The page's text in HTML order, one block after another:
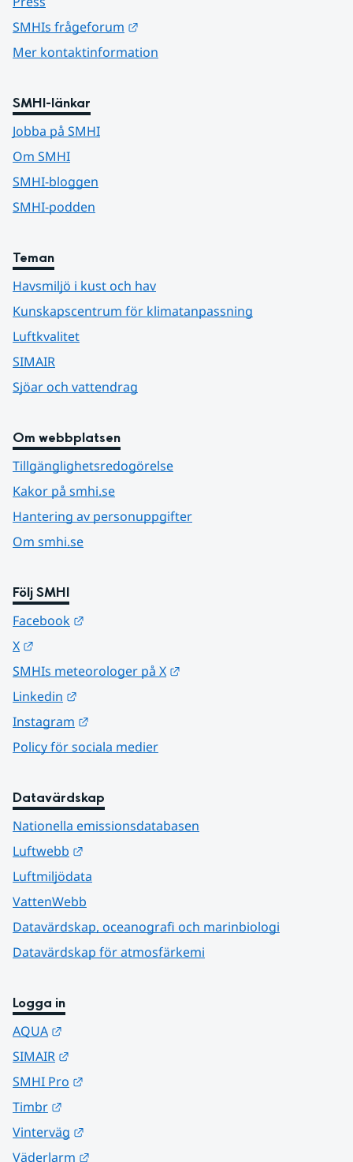
SMHIs frågeforum
Mer kontaktinformation
SMHI-länkar
Jobba på SMHI
Om SMHI
SMHI-bloggen
SMHI-podden
Teman
Havsmiljö i kust och hav
Kunskapscentrum för klimatanpassning
Luftkvalitet
SIMAIR
Sjöar och vattendrag
Om webbplatsen
Tillgänglighetsredogörelse
Kakor på smhi.se
Hantering av personuppgifter
Om smhi.se
Följ SMHI
Facebook
X
SMHIs meteorologer på X
Linkedin
Instagram
Policy för sociala medier
Datavärdskap
Nationella emissionsdatabasen
Luftwebb
Luftmiljödata
VattenWebb
Datavärdskap, oceanografi och marinbiologi
Datavärdskap för atmosfärkemi
Logga in
AQUA
SIMAIR
SMHI Pro
Timbr
Vinterväg
Väderlarm